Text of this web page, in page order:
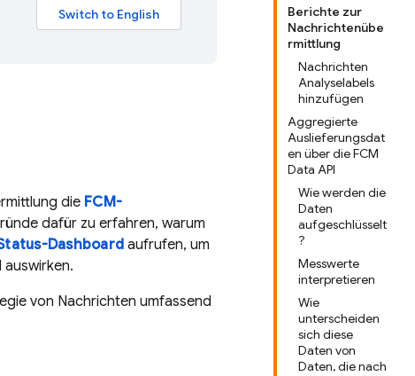
Berichte zur
Nachrichtenübe
rmittlung
Nachrichten
Analyselabels
hinzufügen
Aggregierte
Auslieferungsdat
en über die FCM
Data API
Wie werden die
Daten
aufgeschlüsselt
?
Messwerte
interpretieren
Wie
unterscheiden
sich diese
Daten von
Daten, die nach
die FCM-
dafür zu erfahren, warum
Dashboardaufrufen, um
von Nachrichten umfassend